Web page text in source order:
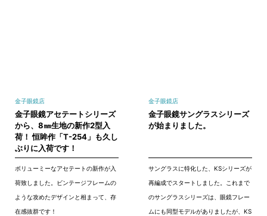
金子眼鏡店
金子眼鏡アセテートシリーズ
から、8㎜生地の新作2型入
荷！ 恒眸作「T-254」も久し
ぶりに入荷です！
ボリューミーなアセテートの新作が入
荷致しました。ビンテージフレームの
ような攻めたデザインと相まって、存
在感抜群です！
金子眼鏡店
金子眼鏡サングラスシリーズ
が始まりました。
サングラスに特化した、KSシリーズが
再編成でスタートしました。これまで
のサングラスシリーズは、眼鏡フレー
ムにも同型モデルがありましたが、KS